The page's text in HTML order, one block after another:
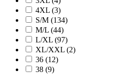
4XL (3)
S/M (134)
M/L (44)
L/XL (97)
XL/XXL (2)
36 (12)
38 (9)